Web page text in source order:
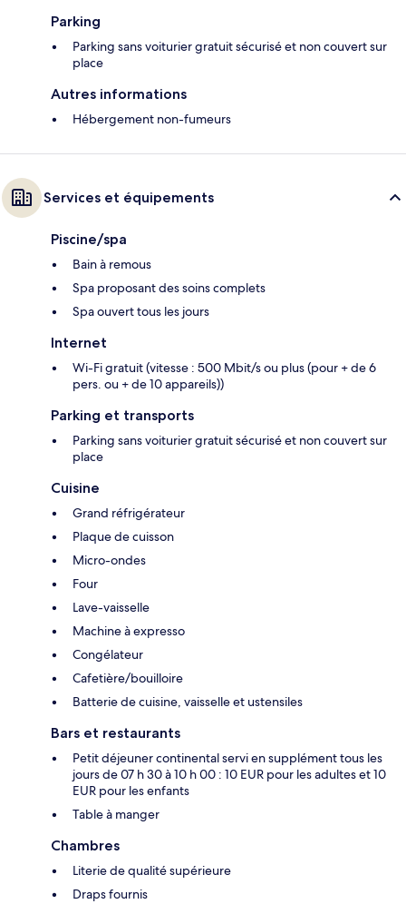
Parking
Parking sans voiturier gratuit sécurisé et non couvert sur
place
Autres informations
Hébergement non-fumeurs
Services et équipements
Piscine/spa
Bain à remous
Spa proposant des soins complets
Spa ouvert tous les jours
Internet
Wi-Fi gratuit (vitesse : 500 Mbit/s ou plus (pour + de 6
pers. ou + de 10 appareils))
Parking et transports
Parking sans voiturier gratuit sécurisé et non couvert sur
place
Cuisine
Grand réfrigérateur
Plaque de cuisson
Micro-ondes
Four
Lave-vaisselle
Machine à expresso
Congélateur
Cafetière/bouilloire
Batterie de cuisine, vaisselle et ustensiles
Bars et restaurants
Petit déjeuner continental servi en supplément tous les
jours de 07 h 30 à 10 h 00 : 10 EUR pour les adultes et 10
EUR pour les enfants
Table à manger
Chambres
Literie de qualité supérieure
Draps fournis